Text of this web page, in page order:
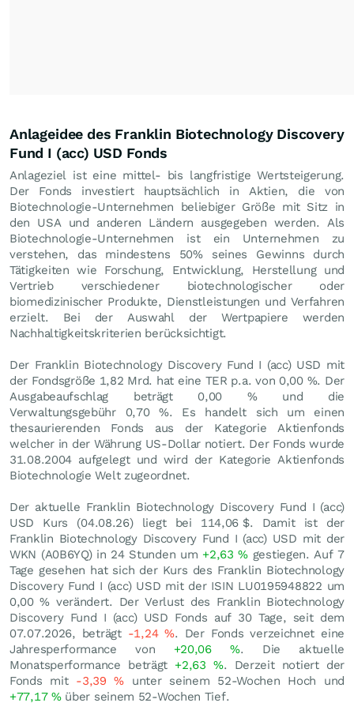
Anlageidee des Franklin Biotechnology Discovery
Fund I (acc) USD Fonds
Anlageziel ist eine mittel- bis langfristige Wertsteigerung.
Der Fonds investiert hauptsächlich in Aktien, die von
Biotechnologie-Unternehmen beliebiger Größe mit Sitz in
den USA und anderen Ländern ausgegeben werden. Als
Biotechnologie-Unternehmen ist ein Unternehmen zu
verstehen, das mindestens 50% seines Gewinns durch
Tätigkeiten wie Forschung, Entwicklung, Herstellung und
Vertrieb verschiedener biotechnologischer oder
biomedizinischer Produkte, Dienstleistungen und Verfahren
erzielt. Bei der Auswahl der Wertpapiere werden
Nachhaltigkeitskriterien berücksichtigt.
Der Franklin Biotechnology Discovery Fund I (acc) USD mit
der Fondsgröße 1,82 Mrd. hat eine TER p.a. von 0,00 %. Der
Ausgabeaufschlag beträgt 0,00 % und die
Verwaltungsgebühr 0,70 %. Es handelt sich um einen
thesaurierenden Fonds aus der Kategorie Aktienfonds
welcher in der Währung US-Dollar notiert. Der Fonds wurde
31.08.2004 aufgelegt und wird der Kategorie Aktienfonds
Biotechnologie Welt zugeordnet.
Der aktuelle Franklin Biotechnology Discovery Fund I (acc)
USD Kurs (04.08.26) liegt bei 114,06 $. Damit ist der
Franklin Biotechnology Discovery Fund I (acc) USD mit der
WKN (A0B6YQ) in 24 Stunden um +2,63% gestiegen. Auf 7
Tage gesehen hat sich der Kurs des Franklin Biotechnology
Discovery Fund I (acc) USD mit der ISIN LU0195948822 um
0,00% verändert. Der Verlust des Franklin Biotechnology
Discovery Fund I (acc) USD Fonds auf 30 Tage, seit dem
07.07.2026, beträgt -1,24%. Der Fonds verzeichnet eine
Jahresperformance von +20,06%. Die aktuelle
Monatsperformance beträgt +2,63 %. Derzeit notiert der
Fonds mit -3,39% unter seinem 52-Wochen Hoch und
+77,17 %über seinem 52-Wochen Tief.